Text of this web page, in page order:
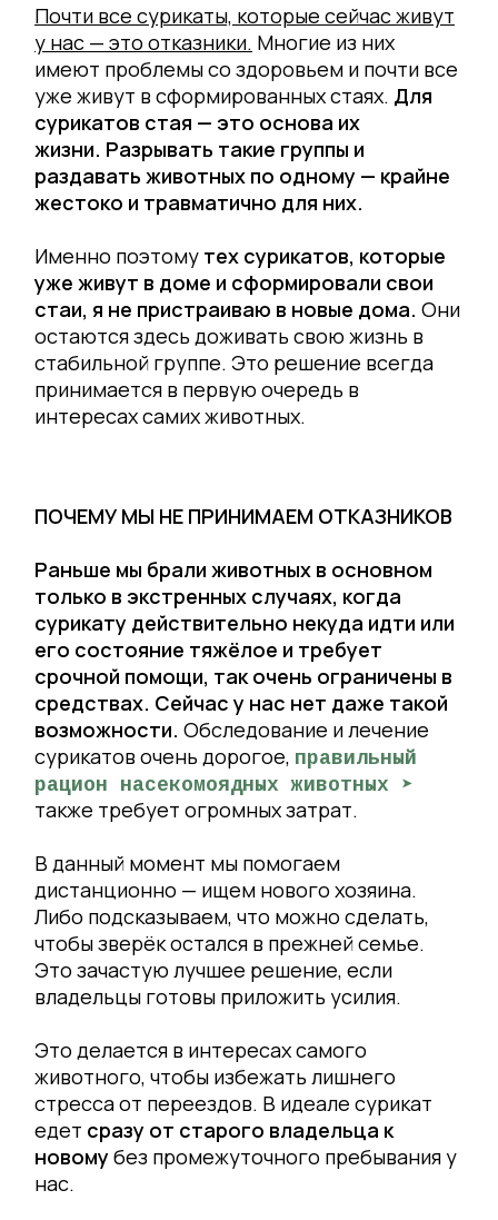
Почти все сурикаты, которые сейчас живут
у нас — это отказники. Многие из них
имеют проблемы со здоровьем и почти все
уже живут в сформированных стаях. Для
сурикатов стая — это основа их
жизни. Разрывать такие группы и
раздавать животных по одному — крайне
жестоко и травматично для них.
Именно поэтому тех сурикатов, которые
уже живут в доме и сформировали свои
стаи, я не пристраиваю в новые дома. Они
остаются здесь доживать свою жизнь в
стабильной группе. Это решение всегда
принимается в первую очередь в
интересах самих животных.
ПОЧЕМУ МЫ НЕ ПРИНИМАЕМ ОТКАЗНИКОВ
Раньше мы брали животных в основном
только в экстренных случаях, когда
сурикату действительно некуда идти или
его состояние тяжёлое и требует
срочной помощи, так очень ограничены в
средствах. Сейчас у нас нет даже такой
возможности. Обследование и лечение
сурикатов очень дорогое, правильный
рацион насекомоядных животных ➤
также требует огромных затрат.
В данный момент мы помогаем
дистанционно — ищем нового хозяина.
Либо подсказываем, что можно сделать,
чтобы зверёк остался в прежней семье.
Это зачастую лучшее решение, если
владельцы готовы приложить усилия.
Это делается в интересах самого
животного, чтобы избежать лишнего
стресса от переездов. В идеале сурикат
едет сразу от старого владельца к
новому без промежуточного пребывания у
нас.